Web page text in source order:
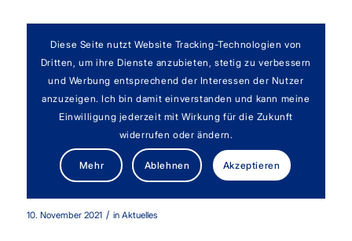
Unverzinsliche Darlehen weiterhin mit 5,5 %
10. November 2021 / in Aktuelles
Diese Seite nutzt Website Tracking-Technologien von
Dritten, um ihre Dienste anzubieten, stetig zu verbessern
und Werbung entsprechend der Interessen der Nutzer
anzuzeigen. Ich bin damit einverstanden und kann meine
Einwilligung jederzeit mit Wirkung für die Zukunft
widerrufen oder ändern.
Mehr Ablehnen Akzeptieren